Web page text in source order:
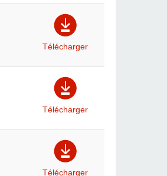
Télécharger
Télécharger
Télécharger